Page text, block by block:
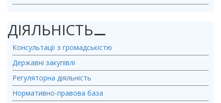
ДІЯЛЬНІСТЬ⚊
Консультації з громадськістю
Державні закупівлі
Регуляторна діяльність
Нормативно-правова база